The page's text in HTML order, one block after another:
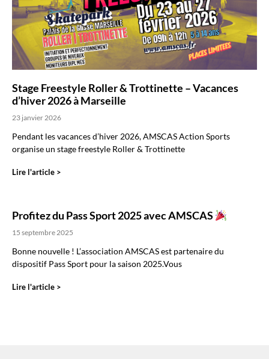
Stage Freestyle Roller & Trottinette – Vacances
d’hiver 2026 à Marseille
23 janvier 2026
Pendant les vacances d’hiver 2026, AMSCAS Action Sports
organise un stage freestyle Roller & Trottinette
Lire l'article >
Profitez du Pass Sport 2025 avec AMSCAS
15 septembre 2025
Bonne nouvelle ! L’association AMSCAS est partenaire du
dispositif Pass Sport pour la saison 2025.Vous
Lire l'article >